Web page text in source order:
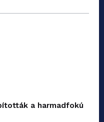
a harmadfokú